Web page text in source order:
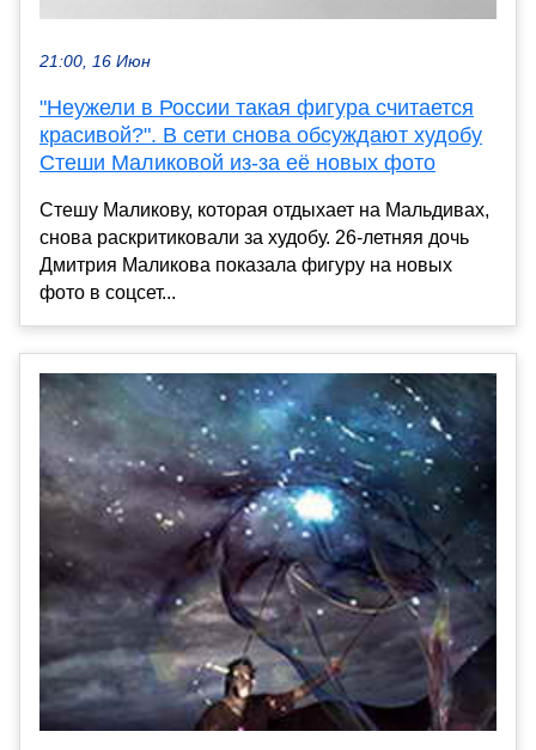
21:00, 16 Июн
"Неужели в России такая фигура считается
красивой?". В сети снова обсуждают худобу
Стеши Маликовой из-за её новых фото
Стешу Маликову, которая отдыхает на Мальдивах,
снова раскритиковали за худобу. 26-летняя дочь
Дмитрия Маликова показала фигуру на новых
фото в соцсет...